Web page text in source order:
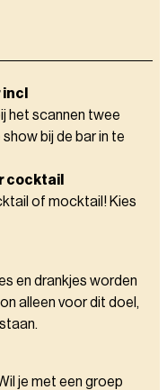
het scannen twee
bij de bar in te
cocktail
of mocktail! Kies
en drankjes worden
alleen voor dit doel,
je met een groep